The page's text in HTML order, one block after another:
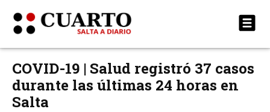
COVID-19 | Salud registró 37 casos
durante las últimas 24 horas en
Salta